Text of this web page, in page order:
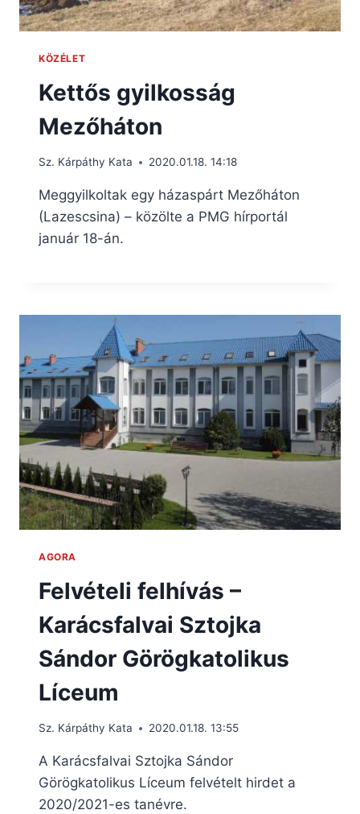
KÖZÉLET
Kettős gyilkosság
Mezőháton
Sz. Kárpáthy Kata 2020.01.18. 14:18
Meggyilkoltak egy házaspárt Mezőháton
(Lazescsina) – közölte a PMG hírportál
január 18-án.
AGORA
Felvételi felhívás –
Karácsfalvai Sztojka
Sándor Görögkatolikus
Líceum
Sz. Kárpáthy Kata 2020.01.18. 13:55
A Karácsfalvai Sztojka Sándor
Görögkatolikus Líceum felvételt hirdet a
2020/2021-es tanévre.